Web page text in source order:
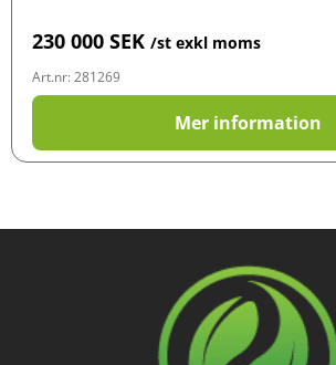
230 000 SEK /st exkl moms
Art.nr: 281269
Mer information